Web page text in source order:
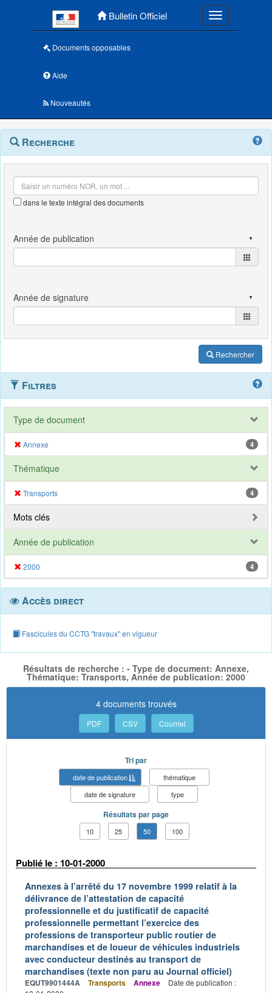
Bulletin Officiel Toggle
Documents opposables
Aide
Nouveautés
Navigation
outils
Menu
contextuel
Recherche
dans le texte intégral des documents
Rechercher
Filtres
Type de document
Annexe 4
Thématique
Transports 4
Mots clés
Année de publication
2000 4
Accès direct
Fascicules du CCTG "travaux" en vigueur
Résultats de recherche : - Type de document: Annexe,
Thématique: Transports, Année de publication: 2000
4 documents trouvés
PDF CSV Courriel
Tri par
date de publication
thématique
date de signature
type
Résultats par page
10 25 50 100
Publié le : 10-01-2000
Annexes à l’arrêté du 17 novembre 1999 relatif à la
délivrance de l’attestation de capacité
professionnelle et du justificatif de capacité
professionnelle permettant l’exercice des
professions de transporteur public routier de
marchandises et de loueur de véhicules industriels
avec conducteur destinés au transport de
marchandises (texte non paru au Journal officiel)
EQUT9901444A Transports Annexe
Date de publication :